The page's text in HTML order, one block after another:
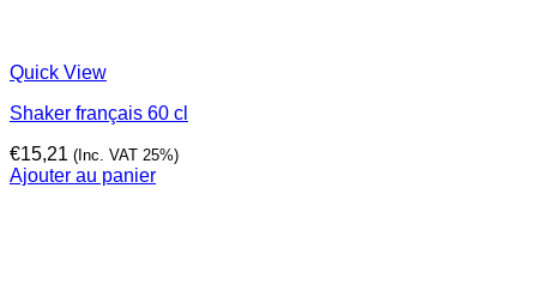
Quick View
Shaker français 60 cl
€15,21 (Inc. VAT 25%)
Ajouter au panier